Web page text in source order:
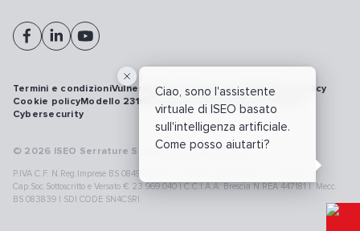
Ciao, sono l'assistente
virtuale di ISEO basato
sull'intelligenza artificiale.
Come posso aiutarti?
© 2026 ISEO Serrature S.p.A. All right reserved
P.IVA C.F. N.Reg.Imprese BS 08499190018 | Cap.Soc.Deliberato € 24.340.965 |
Cap.Soc.Sottoscritto e Versato € 23.969.040 | C.C.I.A.A. Brescia N.REA 447181 |. Mecc.
BS 083839 | SDI CODE SN4CSRI
Termini e condizioniVulnerability disclosure policyPrivacy policy
Cookie policyModello 231WhistleblowingRichiamo prodotti
Cybersecurity